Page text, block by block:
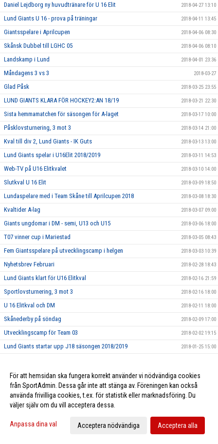
Daniel Lejdborg ny huvudtränare för U 16 Elit 2018-04-27 13:10
Lund Giants U 16 - prova på träningar 2018-04-11 13:45
Giantsspelare i Aprilcupen 2018-04-06 08:30
Skånsk Dubbel till LGHC 05 2018-04-06 08:10
Landskamp i Lund 2018-04-01 23:36
Måndagens 3 vs 3 2018-03-27
Glad Påsk 2018-03-25 23:55
LUND GIANTS KLARA FÖR HOCKEY2:AN 18/19 2018-03-21 22:30
Sista hemmamatchen för säsongen för A-laget 2018-03-17 10:00
Påsklovsturnering, 3 mot 3 2018-03-14 21:00
Kval till div 2, Lund Giants - IK Guts 2018-03-13 13:00
Lund Giants spelar i U16Elit 2018/2019 2018-03-11 14:53
Web-TV på U16 Elitkvalet 2018-03-10 14:00
Slutkval U 16 Elit 2018-03-09 18:50
Lundaspelare med i Team Skåne till Aprilcupen 2018 2018-03-08 18:30
Kvaltider A-lag 2018-03-07 09:00
Giants ungdomar i DM - semi, U13 och U15 2018-03-06 18:00
T07 vinner cup i Mariestad 2018-03-05 08:43
Fem Giantsspelare på utvecklingscamp i helgen 2018-03-03 10:39
Nyhetsbrev Februari 2018-02-28 18:43
Lund Giants klart för U16 Elitkval 2018-02-16 21:59
Sportlovsturnering, 3 mot 3 2018-02-16 18:00
U 16 Elitkval och DM 2018-02-11 18:00
Skånederby på söndag 2018-02-09 17:00
Utvecklingscamp för Team 03 2018-02-02 19:15
Lund Giants startar upp J18 säsongen 2018/2019 2018-01-25 15:00
Tjeckiska ishockeyförbundet gästade Lund Giants 2018-01-23 22:00
Föreningsbesök och tränarutbildning 2018-01-11 19:50
Hemmamatch 10/1 mot Boro/Vetlanda 2018-01-10 15:00
Kevin Munge ansluter till Giants 2018-01-03 12:03
För att hemsidan ska fungera korrekt använder vi nödvändiga cookies
från SportAdmin. Dessa går inte att stänga av. Föreningen kan också
använda frivilliga cookies, t.ex. för statistik eller marknadsföring. Du
väljer själv om du vill acceptera dessa.
Anpassa dina val Acceptera nödvändiga Acceptera alla